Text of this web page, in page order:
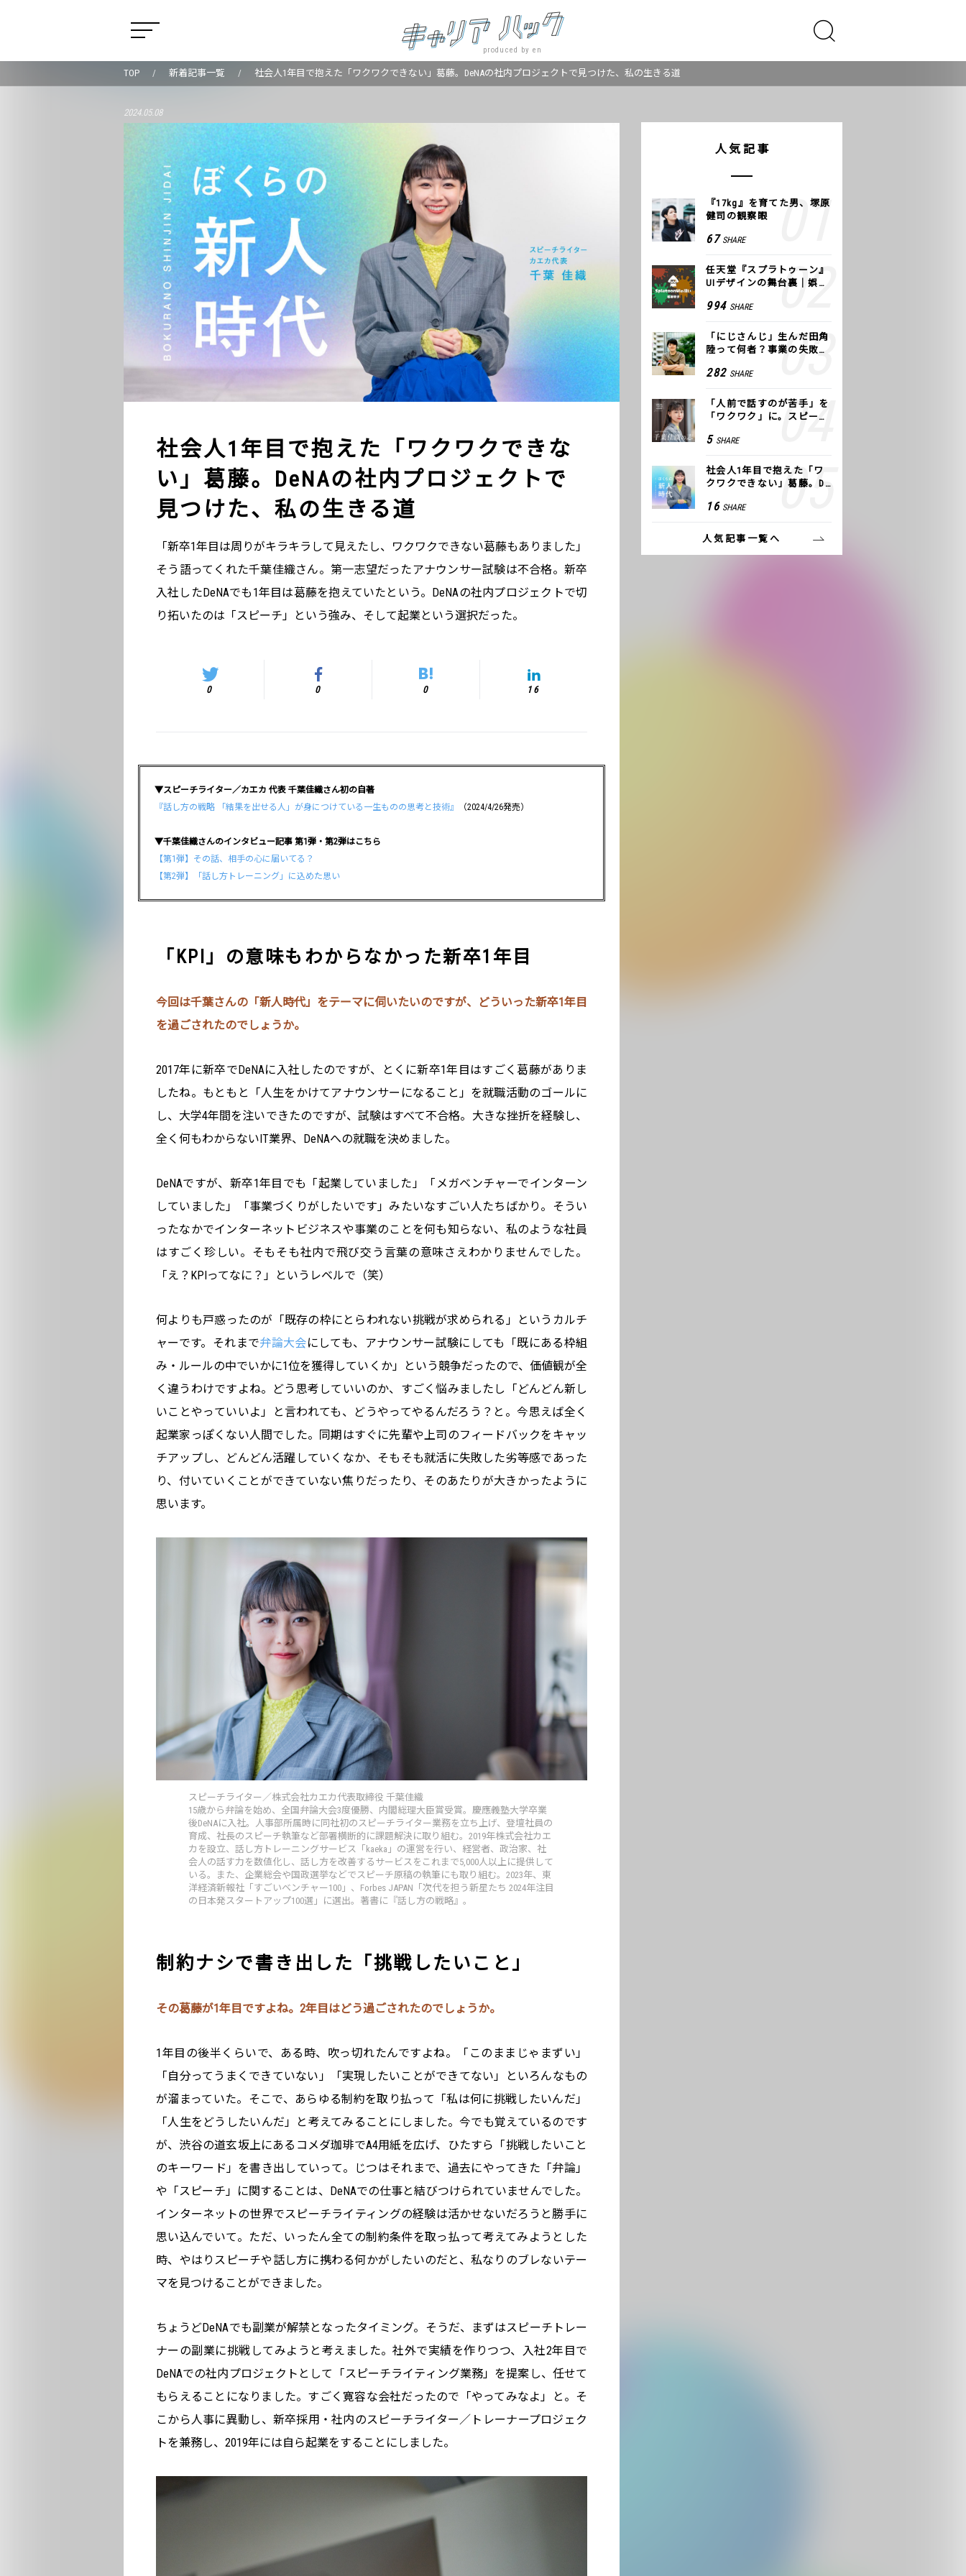
produced by en
TOP 新着記事一覧 社会人1年目で抱えた「ワクワクできない」葛藤。DeNAの社内プロジェクトで見つけた、私の生きる道
2024.05.08
社会人1年目で抱えた「ワクワクできな
い」葛藤。DeNAの社内プロジェクトで
見つけた、私の生きる道
「新卒1年目は周りがキラキラして見えたし、ワクワクできない葛藤もありました」
そう語ってくれた千葉佳織さん。第一志望だったアナウンサー試験は不合格。新卒
入社したDeNAでも1年目は葛藤を抱えていたという。DeNAの社内プロジェクトで切
り拓いたのは「スピーチ」という強み、そして起業という選択だった。
0 0 0 16
▼スピーチライター／カエカ 代表 千葉佳織さん初の自著
『話し方の戦略 「結果を出せる人」が身につけている一生ものの思考と技術』
（2024/4/26発売）
▼千葉佳織さんのインタビュー記事 第1弾・第2弾はこちら
【第1弾】その話、相手の心に届いてる？
【第2弾】「話し方トレーニング」に込めた思い
「KPI」の意味もわからなかった新卒1年目
今回は千葉さんの「新人時代」をテーマに伺いたいのですが、どういった新卒1年目
を過ごされたのでしょうか。
2017年に新卒でDeNAに入社したのですが、とくに新卒1年目はすごく葛藤がありま
したね。もともと「人生をかけてアナウンサーになること」を就職活動のゴールに
し、大学4年間を注いできたのですが、試験はすべて不合格。大きな挫折を経験し、
全く何もわからないIT業界、DeNAへの就職を決めました。
DeNAですが、新卒1年目でも「起業していました」「メガベンチャーでインターン
していました」「事業づくりがしたいです」みたいなすごい人たちばかり。そうい
ったなかでインターネットビジネスや事業のことを何も知らない、私のような社員
はすごく珍しい。そもそも社内で飛び交う言葉の意味さえわかりませんでした。
「え？KPIってなに？」というレベルで（笑）
何よりも戸惑ったのが「既存の枠にとらわれない挑戦が求められる」というカルチ
ャーです。それまで弁論大会にしても、アナウンサー試験にしても「既にある枠組
み・ルールの中でいかに1位を獲得していくか」という競争だったので、価値観が全
く違うわけですよね。どう思考していいのか、すごく悩みましたし「どんどん新し
いことやっていいよ」と言われても、どうやってやるんだろう？と。今思えば全く
起業家っぽくない人間でした。同期はすぐに先輩や上司のフィードバックをキャッ
チアップし、どんどん活躍していくなか、そもそも就活に失敗した劣等感であった
り、付いていくことができていない焦りだったり、そのあたりが大きかったように
思います。
スピーチライター／株式会社カエカ代表取締役 千葉佳織
15歳から弁論を始め、全国弁論大会3度優勝、内閣総理大臣賞受賞。慶應義塾大学卒業
後DeNAに入社。人事部所属時に同社初のスピーチライター業務を立ち上げ、登壇社員の
育成、社長のスピーチ執筆など部署横断的に課題解決に取り組む。2019年株式会社カエ
カを設立、話し方トレーニングサービス「kaeka」の運営を行い、経営者、政治家、社
会人の話す力を数値化し、話し方を改善するサービスをこれまで5,000人以上に提供して
いる。また、企業総会や国政選挙などでスピーチ原稿の執筆にも取り組む。2023年、東
洋経済新報社「すごいベンチャー100」、Forbes JAPAN「次代を担う新星たち 2024年注目
の日本発スタートアップ100選」に選出。著書に『話し方の戦略』。
制約ナシで書き出した「挑戦したいこと」
その葛藤が1年目ですよね。2年目はどう過ごされたのでしょうか。
1年目の後半くらいで、ある時、吹っ切れたんですよね。「このままじゃまずい」
「自分ってうまくできていない」「実現したいことができてない」といろんなもの
が溜まっていた。そこで、あらゆる制約を取り払って「私は何に挑戦したいんだ」
「人生をどうしたいんだ」と考えてみることにしました。今でも覚えているのです
が、渋谷の道玄坂上にあるコメダ珈琲でA4用紙を広げ、ひたすら「挑戦したいこと
のキーワード」を書き出していって。じつはそれまで、過去にやってきた「弁論」
や「スピーチ」に関することは、DeNAでの仕事と結びつけられていませんでした。
インターネットの世界でスピーチライティングの経験は活かせないだろうと勝手に
思い込んでいて。ただ、いったん全ての制約条件を取っ払って考えてみようとした
時、やはりスピーチや話し方に携わる何かがしたいのだと、私なりのブレないテー
マを見つけることができました。
ちょうどDeNAでも副業が解禁となったタイミング。そうだ、まずはスピーチトレー
ナーの副業に挑戦してみようと考えました。社外で実績を作りつつ、入社2年目で
DeNAでの社内プロジェクトとして「スピーチライティング業務」を提案し、任せて
もらえることになりました。すごく寛容な会社だったので「やってみなよ」と。そ
こから人事に異動し、新卒採用・社内のスピーチライター／トレーナープロジェク
トを兼務し、2019年には自ら起業をすることにしました。
人気記事
『17kg』を育てた男、塚原
健司の観察眼
67 SHARE
任天堂『スプラトゥーン』
UIデザインの舞台裏｜娯楽
994 SHARE
「にじさんじ」生んだ田角
陸って何者？事業の失敗
COLOR
282 SHARE
「人前で話すのが苦手」を
「ワクワク」に。スピーチ
方トレーニング」に込めた
5 SHARE
社会人1年目で抱えた「ワ
クワクできない」葛藤。De
つけた、私の生きる道
16 SHARE
人気記事一覧へ